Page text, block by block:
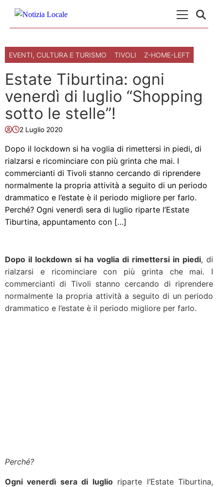
EVENTI, CULTURA E TURISMO TIVOLI Z-HOME-LEFT
Estate Tiburtina: ogni
venerdì di luglio “Shopping
sotto le stelle”!
2 Luglio 2020
Dopo il lockdown si ha voglia di rimettersi in piedi, di
rialzarsi e ricominciare con più grinta che mai. I
commercianti di Tivoli stanno cercando di riprendere
normalmente la propria attività a seguito di un periodo
drammatico e l’estate è il periodo migliore per farlo.
Perché? Ogni venerdì sera di luglio riparte l’Estate
Tiburtina, appuntamento con […]
Dopo il lockdown si ha voglia di rimettersi in piedi, di
rialzarsi e ricominciare con più grinta che mai. I
commercianti di Tivoli stanno cercando di riprendere
normalmente la propria attività a seguito di un periodo
drammatico e l’estate è il periodo migliore per farlo.
Perché?
Ogni venerdì sera di luglioriparte l’Estate Tiburtina,